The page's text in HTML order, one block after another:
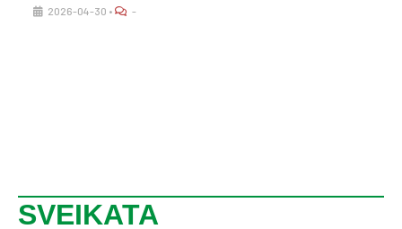
2026-04-30 • -
SVEIKATA